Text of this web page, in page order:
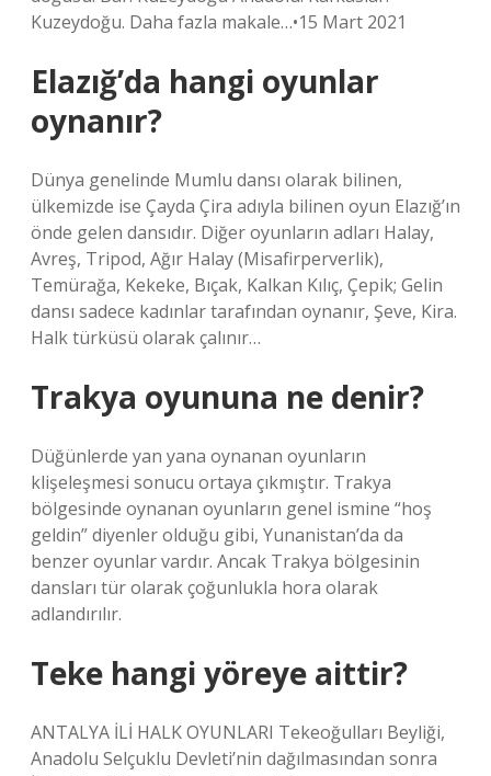
Kuzeydoğu. Daha fazla makale…•15 Mart 2021
Elazığ’da hangi oyunlar
oynanır?
Dünya genelinde Mumlu dansı olarak bilinen,
ülkemizde ise Çayda Çira adıyla bilinen oyun Elazığ’ın
önde gelen dansıdır. Diğer oyunların adları Halay,
Avreş, Tripod, Ağır Halay (Misafirperverlik),
Temürağa, Kekeke, Bıçak, Kalkan Kılıç, Çepik; Gelin
dansı sadece kadınlar tarafından oynanır, Şeve, Kira.
Halk türküsü olarak çalınır…
Trakya oyununa ne denir?
Düğünlerde yan yana oynanan oyunların
klişeleşmesi sonucu ortaya çıkmıştır. Trakya
bölgesinde oynanan oyunların genel ismine “hoş
geldin” diyenler olduğu gibi, Yunanistan’da da
benzer oyunlar vardır. Ancak Trakya bölgesinin
dansları tür olarak çoğunlukla hora olarak
adlandırılır.
Teke hangi yöreye aittir?
ANTALYA İLİ HALK OYUNLARI Tekeoğulları Beyliği,
Anadolu Selçuklu Devleti’nin dağılmasından sonra